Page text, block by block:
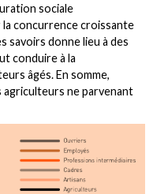
sociale
la concurrence croissante
savoirs donne lieu à des
conduire à la
âgés. En somme,
agriculteurs ne parvenant